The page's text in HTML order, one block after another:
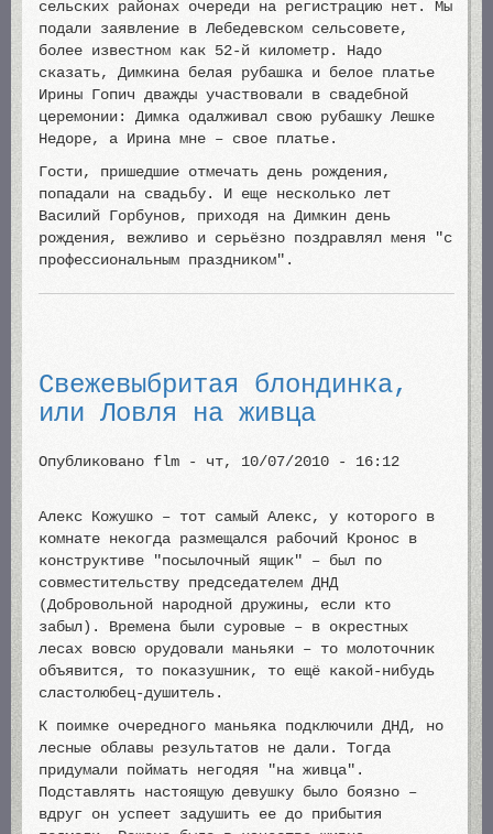
сельских районах очереди на регистрацию нет. Мы
подали заявление в Лебедевском сельсовете,
более известном как 52-й километр. Надо
сказать, Димкина белая рубашка и белое платье
Ирины Гопич дважды участвовали в свадебной
церемонии: Димка одалживал свою рубашку Лешке
Недоре, а Ирина мне – свое платье.
Гости, пришедшие отмечать день рождения,
попадали на свадьбу. И еще несколько лет
Василий Горбунов, приходя на Димкин день
рождения, вежливо и серьёзно поздравлял меня "с
профессиональным праздником".
Свежевыбритая блондинка,
или Ловля на живца
Опубликовано flm - чт, 10/07/2010 - 16:12
Алекс Кожушко – тот самый Алекс, у которого в
комнате некогда размещался рабочий Кронос в
конструктиве "посылочный ящик" – был по
совместительству председателем ДНД
(Добровольной народной дружины, если кто
забыл). Времена были суровые – в окрестных
лесах вовсю орудовали маньяки – то молоточник
объявится, то показушник, то ещё какой-нибудь
сластолюбец-душитель.
К поимке очередного маньяка подключили ДНД, но
лесные облавы результатов не дали. Тогда
придумали поймать негодяя "на живца".
Подставлять настоящую девушку было боязно –
вдруг он успеет задушить ее до прибытия